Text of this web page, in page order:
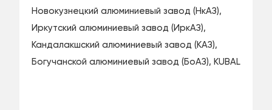
Новокузнецкий алюминиевый завод (НкАЗ),
Иркутский алюминиевый завод (ИркАЗ),
Кандалакшский алюминиевый завод (КАЗ),
Богучанской алюминиевый завод (БоАЗ), KUBAL